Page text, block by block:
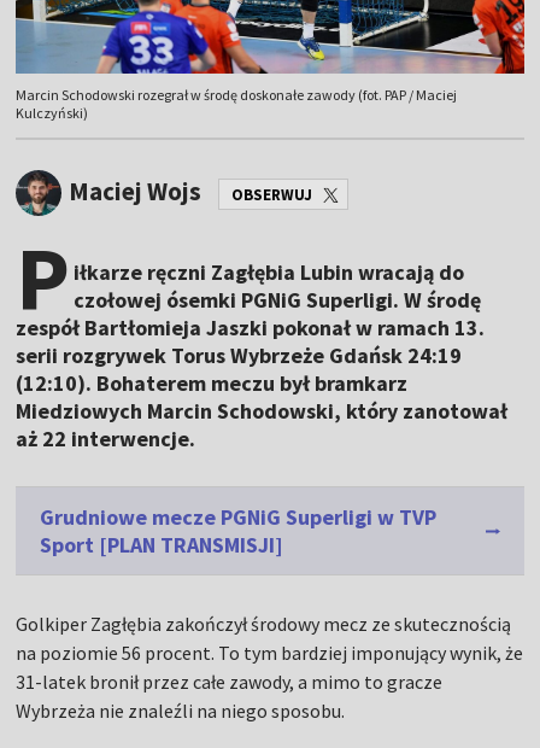
Marcin Schodowski rozegrał w środę doskonałe zawody (fot. PAP / Maciej
Kulczyński)
Maciej Wojs OBSERWUJ
P iłkarze ręczni Zagłębia Lubin wracają do
czołowej ósemki PGNiG Superligi. W środę
zespół Bartłomieja Jaszki pokonał w ramach 13.
serii rozgrywek Torus Wybrzeże Gdańsk 24:19
(12:10). Bohaterem meczu był bramkarz
Miedziowych Marcin Schodowski, który zanotował
aż 22 interwencje.
Grudniowe mecze PGNiG Superligi w TVP
Sport [PLAN TRANSMISJI]
Golkiper Zagłębia zakończył środowy mecz ze skutecznością
na poziomie 56 procent. To tym bardziej imponujący wynik, że
31-latek bronił przez całe zawody, a mimo to gracze
Wybrzeża nie znaleźli na niego sposobu.